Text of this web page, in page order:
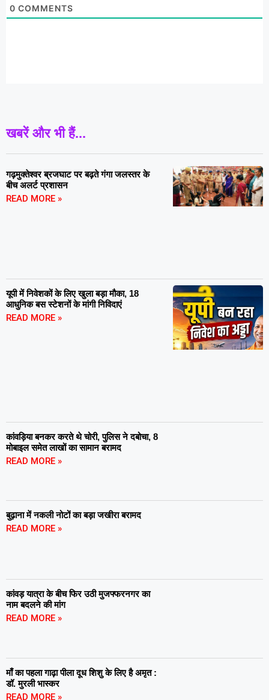
0 COMMENTS
खबरें और भी हैं...
गढ़मुक्तेश्वर ब्रजघाट पर बढ़ते गंगा जलस्तर के
बीच अलर्ट प्रशासन
READ MORE »
यूपी में निवेशकों के लिए खुला बड़ा मौका, 18
आधुनिक बस स्टेशनों के मांगी निविदाएं
READ MORE »
कांवड़िया बनकर करते थे चोरी, पुलिस ने दबोचा, 8
मोबाइल समेत लाखों का सामान बरामद
READ MORE »
बुढ़ाना में नकली नोटों का बड़ा जखीरा बरामद
READ MORE »
कांवड़ यात्रा के बीच फिर उठी मुजफ्फरनगर का
नाम बदलने की मांग
READ MORE »
माँ का पहला गाढ़ा पीला दूध शिशु के लिए है अमृत :
डॉ. मुरली भास्कर
READ MORE »